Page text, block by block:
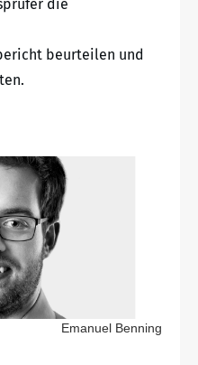
die
beurteilen und
Emanuel Benning